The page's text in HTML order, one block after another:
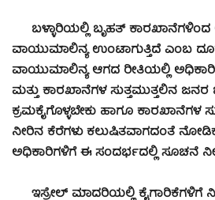
ಬಳ್ಳಾರಿಯಲ್ಲಿ ಬೃಹತ್
ವಾಯುಮಾಲಿನ್ಯ ಉಂಟಾಗುತ್ತಿದೆ ಎಂಬ
ವಾಯುಮಾಲಿನ್ಯ ಆಗದ ರೀತಿಯಲ್ಲಿ
ಮತ್ತು ಕಾರಖಾನೆಗಳ ಸುತ್ತಮುತ್ತಲಿನ ಜನರ
ಕ್ರಮಕೈಗೊಳ್ಳಬೇಕು ಹಾಗೂ ಕಾರಖಾನೆಗಳ
ನೀರಿನ ಕೆರೆಗಳು ಕಲುಷಿತವಾಗದಂತೆ
ಅಧಿಕಾರಿಗಳಿಗೆ ಈ ಸಂದರ್ಭದಲ್ಲಿ ಸೂಚನೆ
ಇಸ್ರೇಲ್ ಮಾದರಿಯಲ್ಲಿ ಕೈಗಾರಿಕೆಗಳಿಗೆ